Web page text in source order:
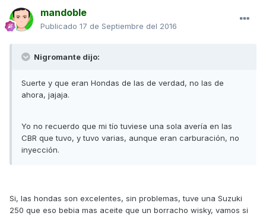
mandoble
Publicado 17 de Septiembre del 2016
Nigromante dijo:
Suerte y que eran Hondas de las de verdad, no las de
ahora, jajaja.
Yo no recuerdo que mi tío tuviese una sola avería en las
CBR que tuvo, y tuvo varias, aunque eran carburación, no
inyección.
Si, las hondas son excelentes, sin problemas, tuve una Suzuki
250 que eso bebia mas aceite que un borracho wisky, vamos si